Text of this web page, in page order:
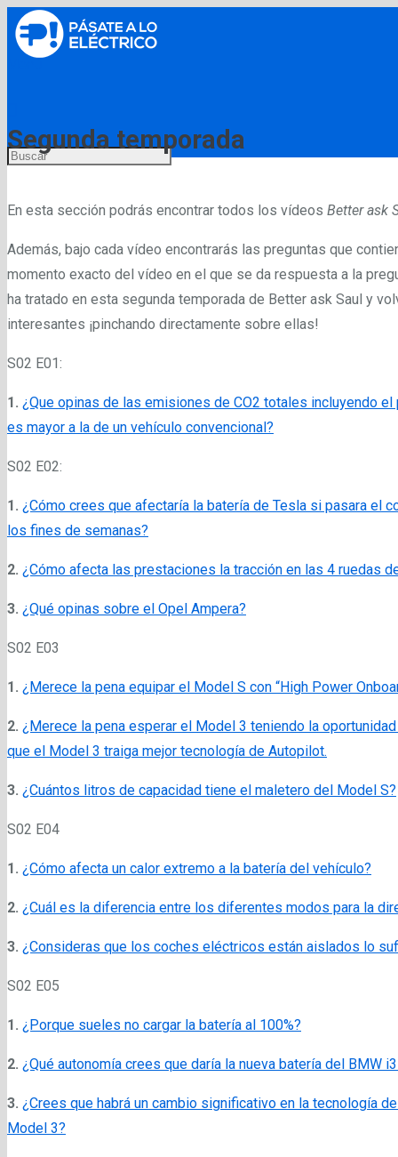
Segunda temporada
En esta sección podrás encontrar todos los vídeos Better ask
Además, bajo cada vídeo encontrarás las preguntas que
momento exacto del vídeo en el que se da respuesta a la
ha tratado en esta segunda temporada de Better ask Saul y
interesantes ¡pinchando directamente sobre ellas!
S02 E01:
1. ¿Que opinas de las emisiones de CO2 totales incluyendo
es mayor a la de un vehículo convencional?
S02 E02:
1. ¿Cómo crees que afectaría la batería de Tesla si pasara el
los fines de semanas?
2. ¿Cómo afecta las prestaciones la tracción en las 4 ruedas
3. ¿Qué opinas sobre el Opel Ampera?
S02 E03
1. ¿Merece la pena equipar el Model S con “High Power
2. ¿Merece la pena esperar el Model 3 teniendo la
que el Model 3 traiga mejor tecnología de Autopilot.
3. ¿Cuántos litros de capacidad tiene el maletero del Model S?
S02 E04
1. ¿Cómo afecta un calor extremo a la batería del vehículo?
2. ¿Cuál es la diferencia entre los diferentes modos para la
3. ¿Consideras que los coches eléctricos están aislados lo
S02 E05
1. ¿Porque sueles no cargar la batería al 100%?
2. ¿Qué autonomía crees que daría la nueva batería del BMW
3. ¿Crees que habrá un cambio significativo en la tecnología
Model 3?